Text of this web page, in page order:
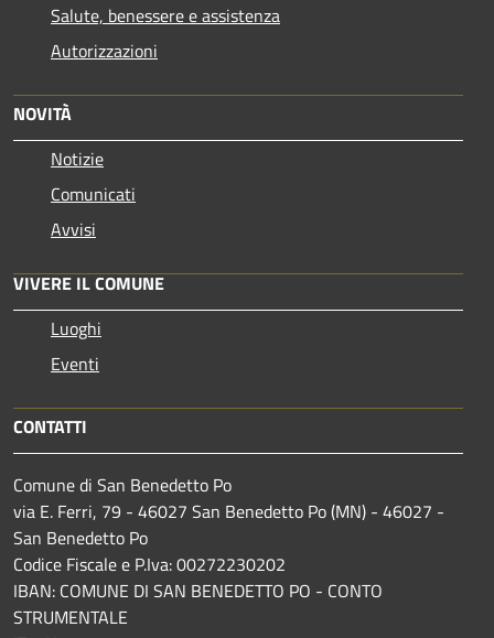
Salute, benessere e assistenza
Autorizzazioni
NOVITÀ
Notizie
Comunicati
Avvisi
VIVERE IL COMUNE
Luoghi
Eventi
CONTATTI
Comune di San Benedetto Po
via E. Ferri, 79 - 46027 San Benedetto Po (MN) - 46027 -
San Benedetto Po
Codice Fiscale e P.Iva: 00272230202
IBAN: COMUNE DI SAN BENEDETTO PO - CONTO
STRUMENTALE